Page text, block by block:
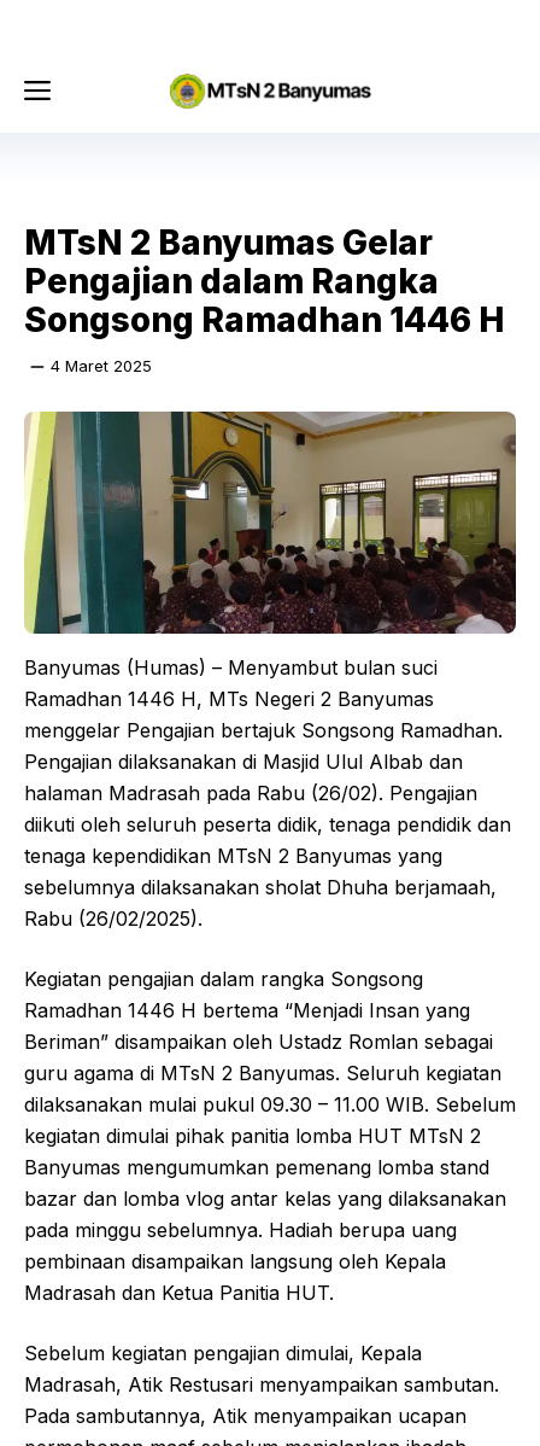
Menu
MTsN 2 Banyumas Gelar
Pengajian dalam Rangka
Songsong Ramadhan 1446 H
4 Maret 2025
Banyumas (Humas) – Menyambut bulan suci
Ramadhan 1446 H, MTs Negeri 2 Banyumas
menggelar Pengajian bertajuk Songsong Ramadhan.
Pengajian dilaksanakan di Masjid Ulul Albab dan
halaman Madrasah pada Rabu (26/02). Pengajian
diikuti oleh seluruh peserta didik, tenaga pendidik dan
tenaga kependidikan MTsN 2 Banyumas yang
sebelumnya dilaksanakan sholat Dhuha berjamaah,
Rabu (26/02/2025).
Kegiatan pengajian dalam rangka Songsong
Ramadhan 1446 H bertema “Menjadi Insan yang
Beriman” disampaikan oleh Ustadz Romlan sebagai
guru agama di MTsN 2 Banyumas. Seluruh kegiatan
dilaksanakan mulai pukul 09.30 – 11.00 WIB. Sebelum
kegiatan dimulai pihak panitia lomba HUT MTsN 2
Banyumas mengumumkan pemenang lomba stand
bazar dan lomba vlog antar kelas yang dilaksanakan
pada minggu sebelumnya. Hadiah berupa uang
pembinaan disampaikan langsung oleh Kepala
Madrasah dan Ketua Panitia HUT.
Sebelum kegiatan pengajian dimulai, Kepala
Madrasah, Atik Restusari menyampaikan sambutan.
Pada sambutannya, Atik menyampaikan ucapan